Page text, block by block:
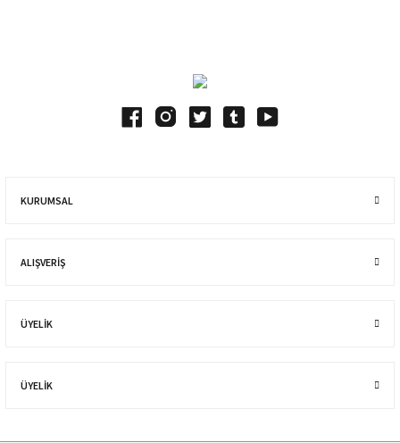
KURUMSAL
ALIŞVERIŞ
ÜYELİK
ÜYELİK